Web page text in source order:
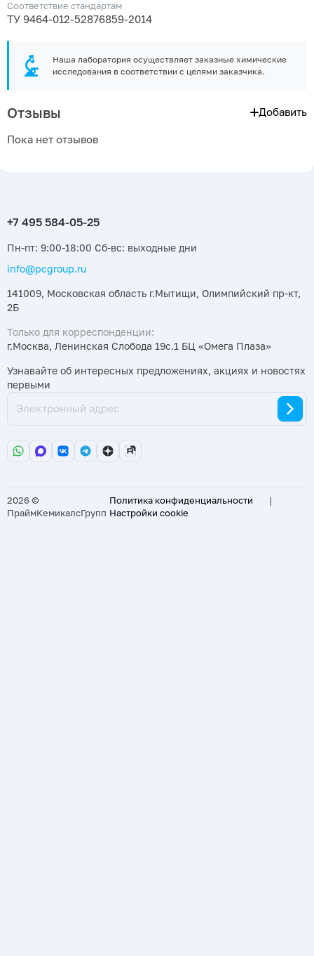
Соответствие стандартам
ТУ 9464-012-52876859-2014
Наша лаборатория осуществляет заказные химические
исследования в соответствии с целями заказчика.
Отзывы Добавить
Пока нет отзывов
Пн-пт: 9:00-18:00 Сб-вс: выходные дни
info@pcgroup.ru
141009, Московская область г.Мытищи, Олимпийский пр-кт,
2Б
Только для корреспонденции:
г.Москва, Ленинская Слобода 19с.1 БЦ «Омега Плаза»
Узнавайте об интересных предложениях, акциях и новостях
первыми
2026 ©
ПраймКемикалсГрупп
Политика конфиденциальности
|
Настройки cookie